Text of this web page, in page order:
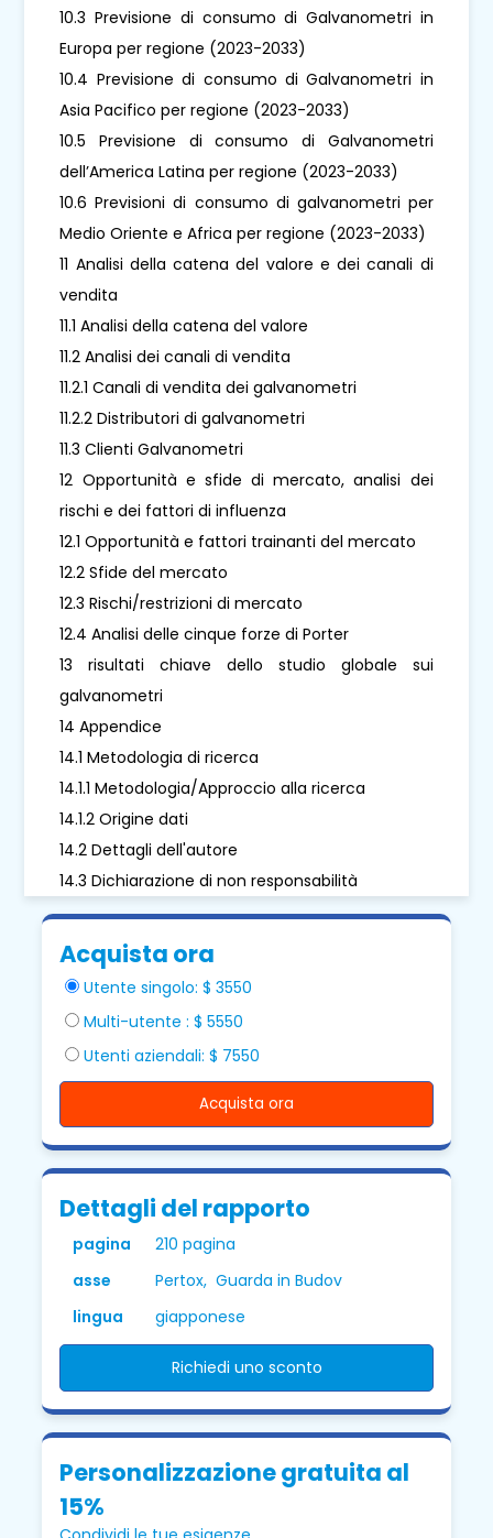
10.3 Previsione di consumo di Galvanometri in
Europa per regione (2023-2033)
10.4 Previsione di consumo di Galvanometri in
Asia Pacifico per regione (2023-2033)
10.5 Previsione di consumo di Galvanometri
dell’America Latina per regione (2023-2033)
10.6 Previsioni di consumo di galvanometri per
Medio Oriente e Africa per regione (2023-2033)
11 Analisi della catena del valore e dei canali di
vendita
11.1 Analisi della catena del valore
11.2 Analisi dei canali di vendita
11.2.1 Canali di vendita dei galvanometri
11.2.2 Distributori di galvanometri
11.3 Clienti Galvanometri
12 Opportunità e sfide di mercato, analisi dei
rischi e dei fattori di influenza
12.1 Opportunità e fattori trainanti del mercato
12.2 Sfide del mercato
12.3 Rischi/restrizioni di mercato
12.4 Analisi delle cinque forze di Porter
13 risultati chiave dello studio globale sui
galvanometri
14 Appendice
14.1 Metodologia di ricerca
14.1.1 Metodologia/Approccio alla ricerca
14.1.2 Origine dati
14.2 Dettagli dell'autore
14.3 Dichiarazione di non responsabilità
Acquista ora
Utente singolo: $ 3550
Multi-utente : $ 5550
Utenti aziendali: $ 7550
Acquista ora
Dettagli del rapporto
pagina
210 pagina
asse
Pertox, Guarda in Budov
lingua
giapponese
Richiedi uno sconto
Personalizzazione gratuita al
15%